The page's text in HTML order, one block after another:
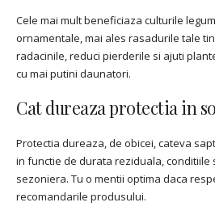
Cele mai mult beneficiaza culturile
ornamentale, mai ales rasadurile tale
radacinile, reduci pierderile si ajuti
cu mai putini daunatori.
Cat dureaza protectia in
Protectia dureaza, de obicei, cateva
in functie de durata reziduala, conditiile
sezoniera. Tu o mentii optima daca
recomandarile produsului.